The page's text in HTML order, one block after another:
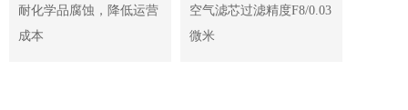
耐化学品腐蚀，降低运营
成本
空气滤芯过滤精度F8/0.03
微米